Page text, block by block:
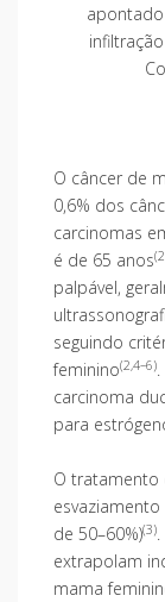
O câncer de
0,6% dos
carcinomas
é de 65 anos
palpável,
seguindo
feminino(2,4–6)
carcinoma
para
O tratamento
de 50–60%)(3)
extrapolam
mama